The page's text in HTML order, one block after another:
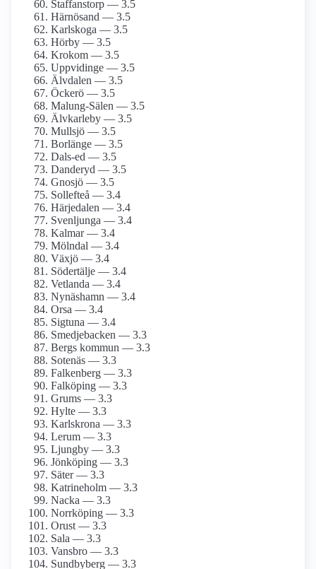
Staffanstorp — 3.5
Härnösand — 3.5
Karlskoga — 3.5
Hörby — 3.5
Krokom — 3.5
Uppvidinge — 3.5
Älvdalen — 3.5
Öckerö — 3.5
Malung-Sälen — 3.5
Älvkarleby — 3.5
Mullsjö — 3.5
Borlänge — 3.5
Dals-ed — 3.5
Danderyd — 3.5
Gnosjö — 3.5
Sollefteå — 3.4
Härjedalen — 3.4
Svenljunga — 3.4
Kalmar — 3.4
Mölndal — 3.4
Växjö — 3.4
Södertälje — 3.4
Vetlanda — 3.4
Nynäshamn — 3.4
Orsa — 3.4
Sigtuna — 3.4
Smedjebacken — 3.3
Bergs kommun — 3.3
Sotenäs — 3.3
Falkenberg — 3.3
Falköping — 3.3
Grums — 3.3
Hylte — 3.3
Karlskrona — 3.3
Lerum — 3.3
Ljungby — 3.3
Jönköping — 3.3
Säter — 3.3
Katrineholm — 3.3
Nacka — 3.3
Norrköping — 3.3
Orust — 3.3
Sala — 3.3
Vansbro — 3.3
Sundbyberg — 3.3